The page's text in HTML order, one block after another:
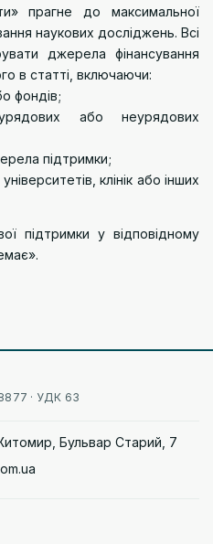
прагне до максимальної
наукових досліджень. Всі
джерела фінансування
в статті, включаючи:
фондів;
або неурядових
підтримки;
клінік або інших
підтримки у відповідному
· УДК 63
Бульвар Старий, 7